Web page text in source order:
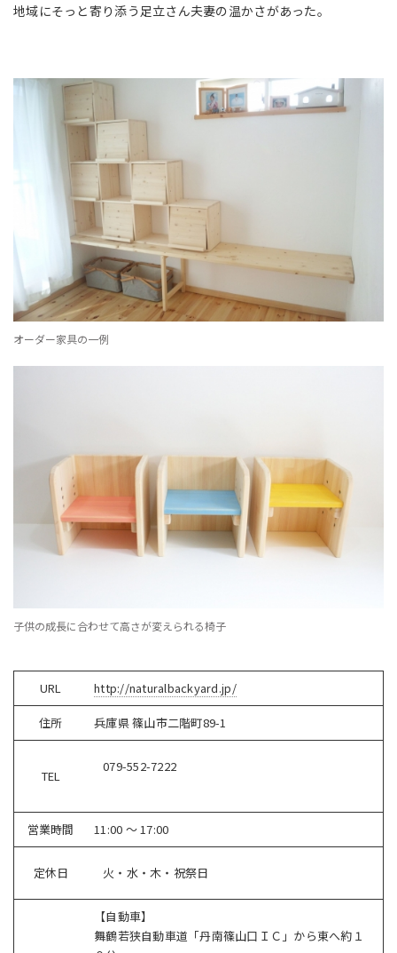
地域にそっと寄り添う足立さん夫妻の温かさがあった。
オーダー家具の一例
子供の成長に合わせて高さが変えられる椅子
URL http://naturalbackyard.jp/
住所 兵庫県 篠山市二階町89-1
TEL
079-552-7222
営業時間 11:00 ～ 17:00
定休日 火・水・木・祝祭日
【自動車】
舞鶴若狭自動車道「丹南篠山口ＩＣ」から東へ約１